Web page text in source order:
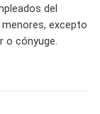
del
excepto
o cónyuge.